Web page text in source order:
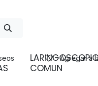
COMUN
Agregar a